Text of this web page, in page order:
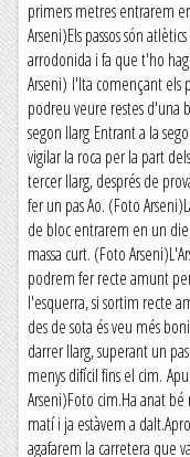
primers metres entrarem
Arseni)Els passos són
arrodonida i fa que t'ho
Arseni) l'Ita començant els
podreu veure restes d'una
segon llarg Entrant a la
vigilar la roca per la part
tercer llarg, després de
fer un pas Ao. (Foto
de bloc entrarem en un
massa curt. (Foto
podrem fer recte amunt
l'esquerra, si sortim recte
des de sota és veu més
darrer llarg, superant un
menys difícil fins el cim.
Arseni)Foto cim.Ha anat
matí i ja estàvem a
agafarem la carretera que